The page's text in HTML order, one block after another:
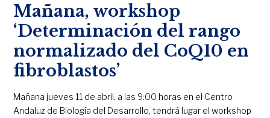
Mañana, workshop
‘Determinación del rango
normalizado del CoQ10 en
fibroblastos’
Mañana jueves 11 de abril, a las 9:00 horas en el Centro
Andaluz de Biología del Desarrollo, tendrá lugar el workshop